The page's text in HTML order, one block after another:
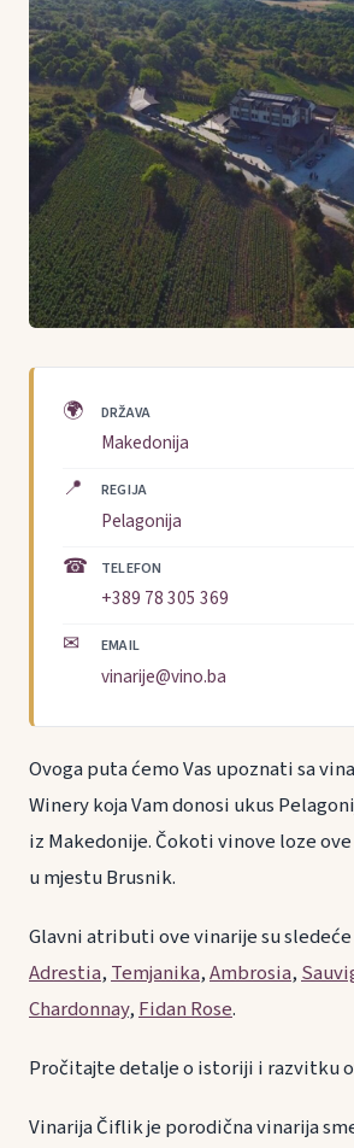
🌍 DRŽAVA
Makedonija
📍 REGIJA
Pelagonija
☎ TELEFON
+389 78 305 369
✉ EMAIL
vinarije@vino.ba
Ovoga puta ćemo Vas upoznati sa
Winery koja Vam donosi ukus
iz Makedonije. Čokoti vinove loze
u mjestu Brusnik.
Glavni atributi ove vinarije su
Adrestia, Temjanika,Ambrosia,
Chardonnay, Fidan Rose.
Pročitajte detalje o istoriji i razvitku
Vinarija Čiflik je porodična vinarija